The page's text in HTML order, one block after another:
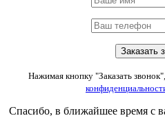
Нажимая кнопку "Заказать
Спасибо, в ближайшее время с